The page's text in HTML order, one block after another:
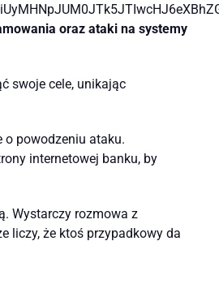
oraz ataki na systemy
swoje cele, unikając
o powodzeniu ataku.
internetowej banku, by
Wystarczy rozmowa z
liczy, że ktoś przypadkowy da